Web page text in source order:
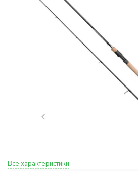
Все характеристики